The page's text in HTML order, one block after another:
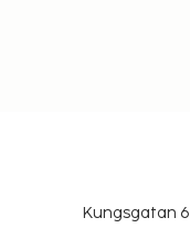
Kungsgatan